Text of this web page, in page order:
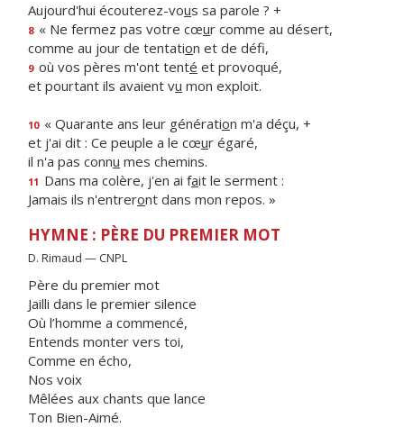
Aujourd'hui écouterez-vous sa parole ? +
8 « Ne fermez pas votre cœur comme au désert,
comme au jour de tentation et de défi,
9 où vos pères m'ont tenté et provoqué,
et pourtant ils avaient vu mon exploit.
10 « Quarante ans leur génération m'a déçu, +
et j'ai dit : Ce peuple a le cœur égaré,
il n'a pas connu mes chemins.
11 Dans ma colère, j'en ai fait le serment :
Jamais ils n'entreront dans mon repos. »
HYMNE : PÈRE DU PREMIER MOT
D. Rimaud — CNPL
Père du premier mot
Jailli dans le premier silence
Où l’homme a commencé,
Entends monter vers toi,
Comme en écho,
Nos voix
Mêlées aux chants que lance
Ton Bien-Aimé.